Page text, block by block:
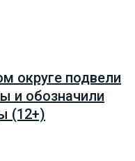
округе подвели
и обозначили
(12+)